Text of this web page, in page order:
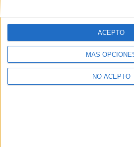
MÁS
NO ACEPTO
ACEPTO